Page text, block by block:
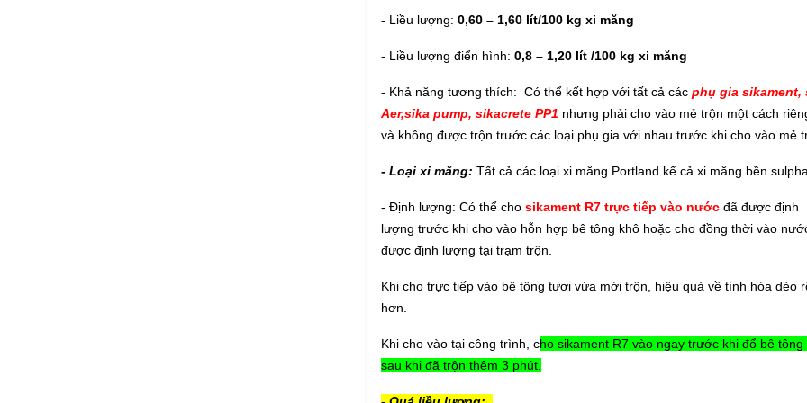
- Liều lượng: 0,60 – 1,60 lít/100 kg xi măng
- Liều lượng điển hình: 0,8 – 1,20 lít /100 kg xi măng
- Khả năng tương thích: Có thể kết hợp với tất cả các phụ gia sikament,
Aer,sika pump, sikacrete PP1 nhưng phải cho vào mẻ trộn một cách
và không được trộn trước các loại phụ gia với nhau trước khi cho vào mẻ
- Loại xi măng: Tất cả các loại xi măng Portland kể cả xi măng bền
- Định lượng: Có thể cho sikament R7 trực tiếp vào nước đã được định
lượng trước khi cho vào hỗn hợp bê tông khô hoặc cho đồng thời vào
được định lượng tại trạm trộn.
Khi cho trực tiếp vào bê tông tươi vừa mới trộn, hiệu quả về tính hóa dẻo
hơn.
Khi cho vào tại công trình, cho sikament R7 vào ngay trước khi đổ bê tông
sau khi đã trộn thêm 3 phút.